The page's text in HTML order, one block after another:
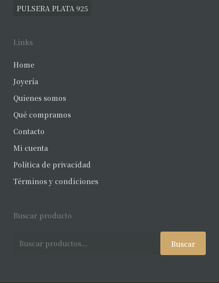
PULSERA PLATA 925
Links
Home
Joyería
Quienes somos
Qué compramos
Contacto
Mi cuenta
Política de privacidad
Términos y condiciones
Buscar producto
Buscar